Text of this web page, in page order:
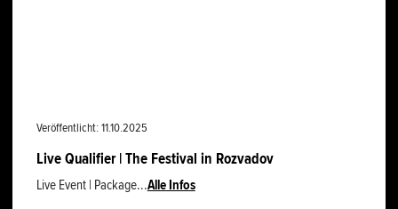
Veröffentlicht: 11.10.2025
Live Qualifier | The Festival in Rozvadov
Live Event | Package...Alle Infos